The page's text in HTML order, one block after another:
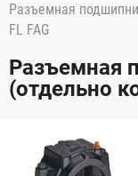
Разъемная
FL FAG
Разъемная
(отдельно